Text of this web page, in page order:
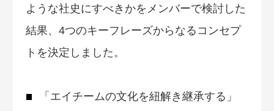
ような社史にすべきかをメンバーで検討した
結果、4つのキーフレーズからなるコンセプ
トを決定しました。
「エイチームの文化を紐解き継承する」